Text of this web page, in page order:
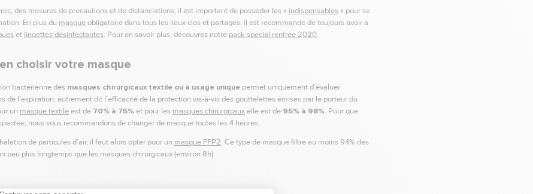
des mesures de précautions et de distanciations, il est important de posséder les « indispensables » pour se
En plus du masqueobligatoire dans tous les lieux clos et partagés, il est recommandé de toujours avoir à
et lingettes désinfectantes. Pour en savoir plus, découvrez notre pack spécial rentrée 2020.
choisir votre masque
bactérienne des masques chirurgicaux textile ou à usage unique permet uniquement d’évaluer
de l’expiration, autrement dit l’efficacité de la protection vis-à-vis des gouttelettes émises par le porteur du
un masque textileest de 70% à 75% et pour les masques chirurgicauxelle est de 95% à 98%. Pour que
nous vous recommandons de changer de masque toutes les 4 heures.
de particules d’air, il faut alors opter pour un masque FFP2. Ce type de masque filtre au moins 94% des
peu plus longtemps que les masques chirurgicaux (environ 8h).